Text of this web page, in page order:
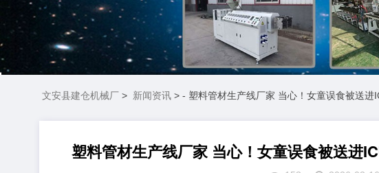
文安县建仓机械厂 > 新闻资讯 > - 塑料管材生产线厂家 当心！女童误食被送进
塑料管材生产线厂家 当心！女童误食被送进